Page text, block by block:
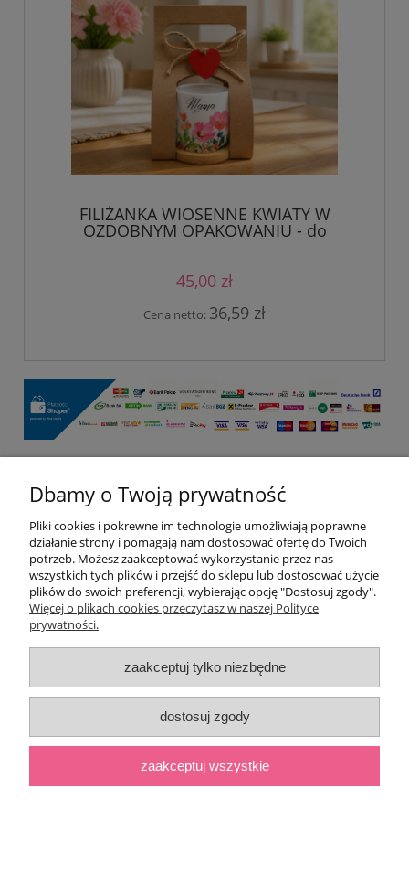
FILIŻANKA WIOSENNE KWIATY W
OZDOBNYM OPAKOWANIU - do
45,00 zł
Cena netto: 36,59 zł
Pomoc
Moje konto
Płatności i dostawa
O nas
pokaż pełną wersję strony
Sklep internetowy Shoper.pl
Dbamy o Twoją prywatność
Pliki cookies i pokrewne im technologie umożliwiają poprawne
działanie strony i pomagają nam dostosować ofertę do Twoich
potrzeb. Możesz zaakceptować wykorzystanie przez nas
wszystkich tych plików i przejść do sklepu lub dostosować użycie
plików do swoich preferencji, wybierając opcję "Dostosuj zgody".
Więcej o plikach cookies przeczytasz w naszej Polityce
prywatności.
zaakceptuj tylko niezbędne
dostosuj zgody
zaakceptuj wszystkie